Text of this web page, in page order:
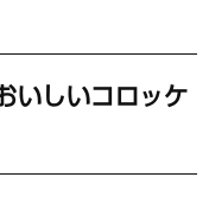
いしいコロッケ